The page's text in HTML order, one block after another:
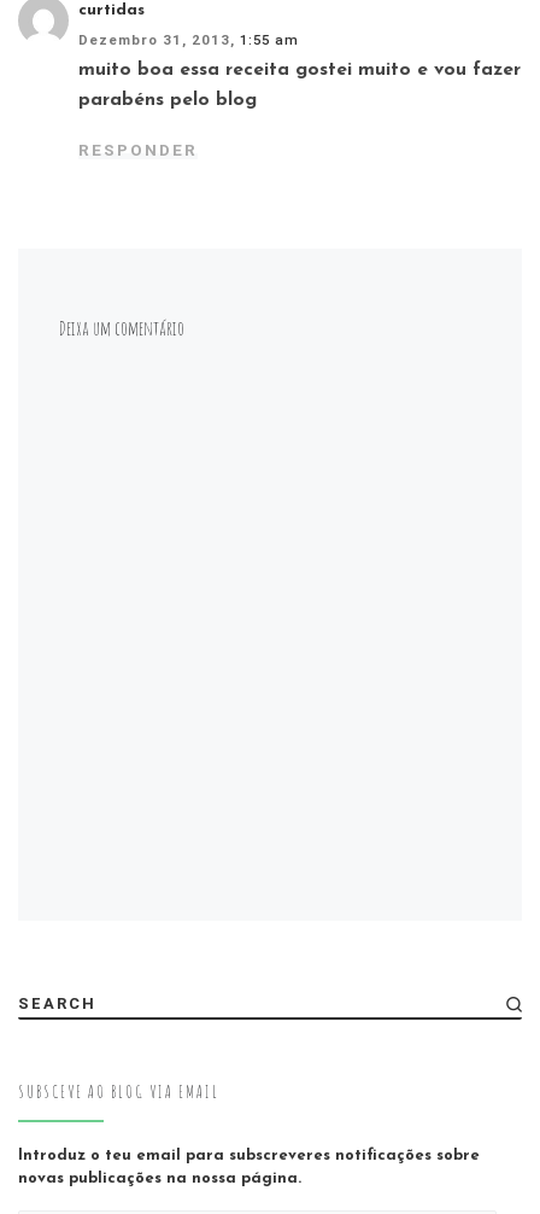
curtidas
Dezembro 31, 2013, 1:55 am
muito boa essa receita gostei muito e vou fazer
parabéns pelo blog
RESPONDER
Deixa um comentário
SEARCH
SUBSCEVE AO BLOG VIA EMAIL
Introduz o teu email para subscreveres notificações sobre
novas publicações na nossa página.